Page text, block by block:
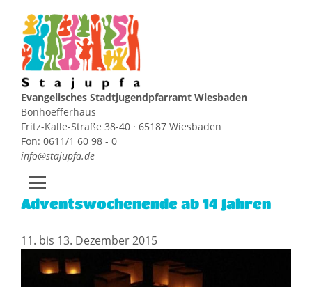
Evangelisches Stadtjugendpfarramt Wiesbaden
Bonhoefferhaus
Fritz-Kalle-Straße 38-40 · 65187 Wiesbaden
Fon: 0611/1 60 98 - 0
info@stajupfa.de
Zum
springen
Adventswochenende ab 14 Jahren
11. bis 13. Dezember 2015